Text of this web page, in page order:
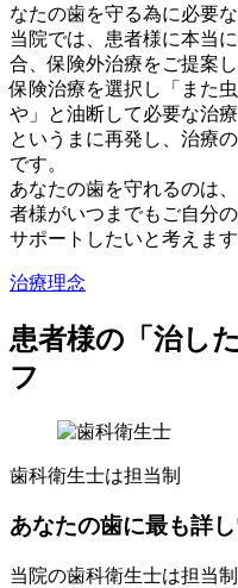
なたの歯を守る為に必要な
当院では、患者様に本当
合、保険外治療をご提案し
保険治療を選択し「また
や」と油断して必要な治
というまに再発し、治療
です。
あなたの歯を守れるのは
者様がいつまでもご自分
サポートしたいと考えます
治療理念
患者様の「治し
フ
歯科衛生士は担当制
あなたの歯に最も詳
当院の歯科衛生士は担当